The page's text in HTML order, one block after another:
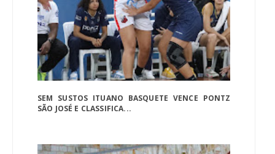
SEM SUSTOS ITUANO BASQUETE VENCE PONTZ
SÃO JOSÉ E CLASSIFICA...